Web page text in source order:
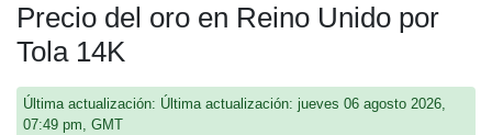
Precio del oro en Reino Unido por
Tola 14K
Última actualización: Última actualización: jueves 06 agosto 2026,
07:49 pm, GMT